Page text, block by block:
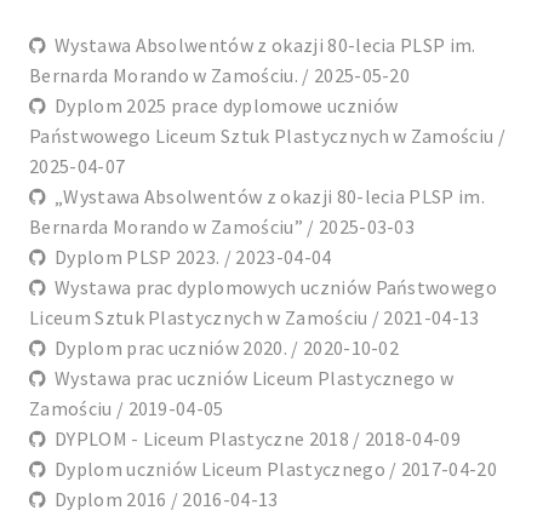
Wystawa Absolwentów z okazji 80-lecia PLSP im.
Bernarda Morando w Zamościu. / 2025-05-20
Dyplom 2025 prace dyplomowe uczniów
Państwowego Liceum Sztuk Plastycznych w Zamościu /
2025-04-07
„Wystawa Absolwentów z okazji 80-lecia PLSP im.
Bernarda Morando w Zamościu” / 2025-03-03
Dyplom PLSP 2023. / 2023-04-04
Wystawa prac dyplomowych uczniów Państwowego
Liceum Sztuk Plastycznych w Zamościu / 2021-04-13
Dyplom prac uczniów 2020. / 2020-10-02
Wystawa prac uczniów Liceum Plastycznego w
Zamościu / 2019-04-05
DYPLOM - Liceum Plastyczne 2018 / 2018-04-09
Dyplom uczniów Liceum Plastycznego / 2017-04-20
Dyplom 2016 / 2016-04-13